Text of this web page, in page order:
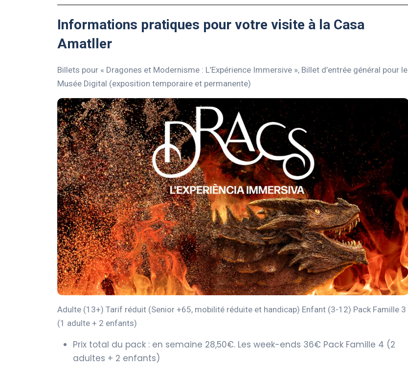
Informations pratiques pour votre visite à la Casa
Amatller
Billets pour « Dragones et Modernisme : L’Expérience Immersive », Billet d’entrée général pour le
Musée Digital (exposition temporaire et permanente)
Adulte (13+) Tarif réduit (Senior +65, mobilité réduite et handicap) Enfant (3-12) Pack Famille 3
(1 adulte + 2 enfants)
Prix total du pack : en semaine 28,50€. Les week-ends 36€ Pack Famille 4 (2
adultes + 2 enfants)